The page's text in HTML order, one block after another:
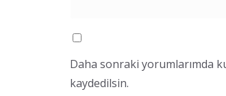
Daha sonraki yorumlarımda
kaydedilsin.